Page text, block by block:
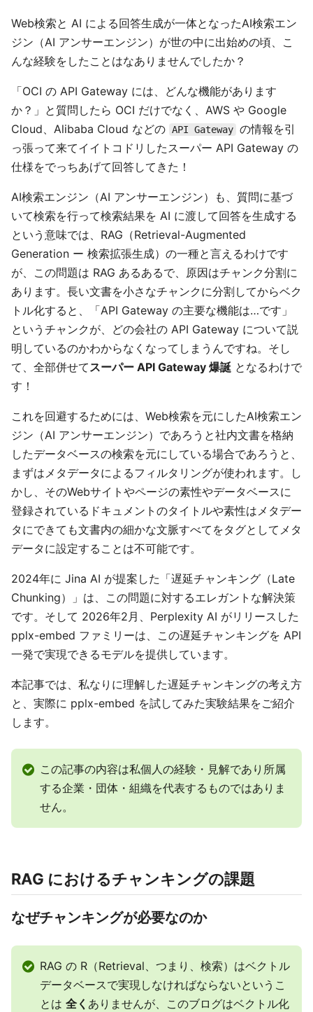
Web検索と AI による回答生成が一体となったAI検索エン
ジン（AI アンサーエンジン）が世の中に出始めの頃、こ
んな経験をしたことはなありませんでしたか？
「OCI の API Gateway には、どんな機能があります
か？」と質問したら OCI だけでなく、AWS や Google
Cloud、Alibaba Cloud などの API Gateway の情報を引
っ張って来てイイトコドリしたスーパー API Gateway の
仕様をでっちあげて回答してきた！
AI検索エンジン（AI アンサーエンジン）も、質問に基づ
いて検索を行って検索結果を AI に渡して回答を生成する
という意味では、RAG（Retrieval-Augmented
Generation ー 検索拡張生成）の一種と言えるわけです
が、この問題は RAG あるあるで、原因はチャンク分割に
あります。長い文書を小さなチャンクに分割してからベク
トル化すると、「API Gateway の主要な機能は…です」
というチャンクが、どの会社の API Gateway について説
明しているのかわからなくなってしまうんですね。そし
て、全部併せてスーパー API Gateway 爆誕 となるわけで
す！
これを回避するためには、Web検索を元にしたAI検索エン
ジン（AI アンサーエンジン）であろうと社内文書を格納
したデータベースの検索を元にしている場合であろうと、
まずはメタデータによるフィルタリングが使われます。し
かし、そのWebサイトやページの素性やデータベースに
登録されているドキュメントのタイトルや素性はメタデー
タにできても文書内の細かな文脈すべてをタグとしてメタ
データに設定することは不可能です。
2024年に Jina AI が提案した「遅延チャンキング（Late
Chunking）」は、この問題に対するエレガントな解決策
です。そして 2026年2月、Perplexity AI がリリースした
pplx-embed ファミリーは、この遅延チャンキングを API
一発で実現できるモデルを提供しています。
本記事では、私なりに理解した遅延チャンキングの考え方
と、実際に pplx-embed を試してみた実験結果をご紹介
します。
この記事の内容は私個人の経験・見解であり所属
する企業・団体・組織を代表するものではありま
せん。
RAG におけるチャンキングの課題
なぜチャンキングが必要なのか
RAG の R（Retrieval、つまり、検索）はベクトル
データベースで実現しなければならないというこ
とは 全く ありませんが、このブログはベクトル化